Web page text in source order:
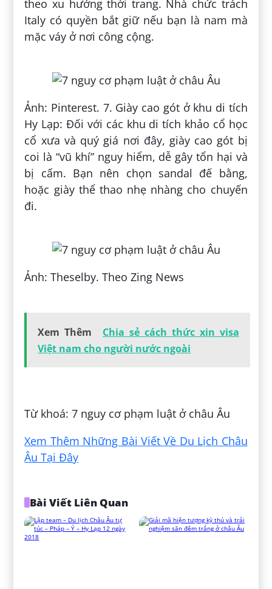
theo xu hướng thời trang. Nhà chức trách
Italy có quyền bắt giữ nếu bạn là nam mà
mặc váy ở nơi công cộng.
Ảnh: Pinterest. 7. Giày cao gót ở khu di tích
Hy Lạp: Đối với các khu di tích khảo cổ học
cổ xưa và quý giá nơi đây, giày cao gót bị
coi là “vũ khí” nguy hiểm, dễ gây tổn hại và
bị cấm. Bạn nên chọn sandal đế bằng,
hoặc giày thể thao nhẹ nhàng cho chuyến
đi.
Ảnh: Theselby. Theo Zing News
Xem Thêm
Chia sẻ cách thức xin visa
Việt nam cho người nước ngoài
Từ khoá: 7 nguy cơ phạm luật ở châu Âu
Xem Thêm Những Bài Viết Về Du Lịch Châu
Âu Tại Đây
Bài Viết Liên Quan